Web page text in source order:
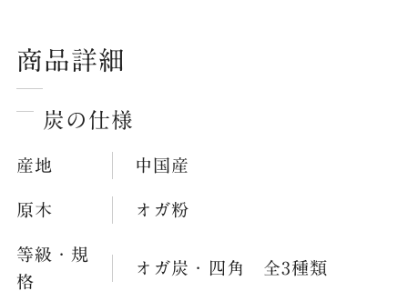
商品詳細
炭の仕様
産地 中国産
原木 オガ粉
等級・規
格
オガ炭・四角 全3種類